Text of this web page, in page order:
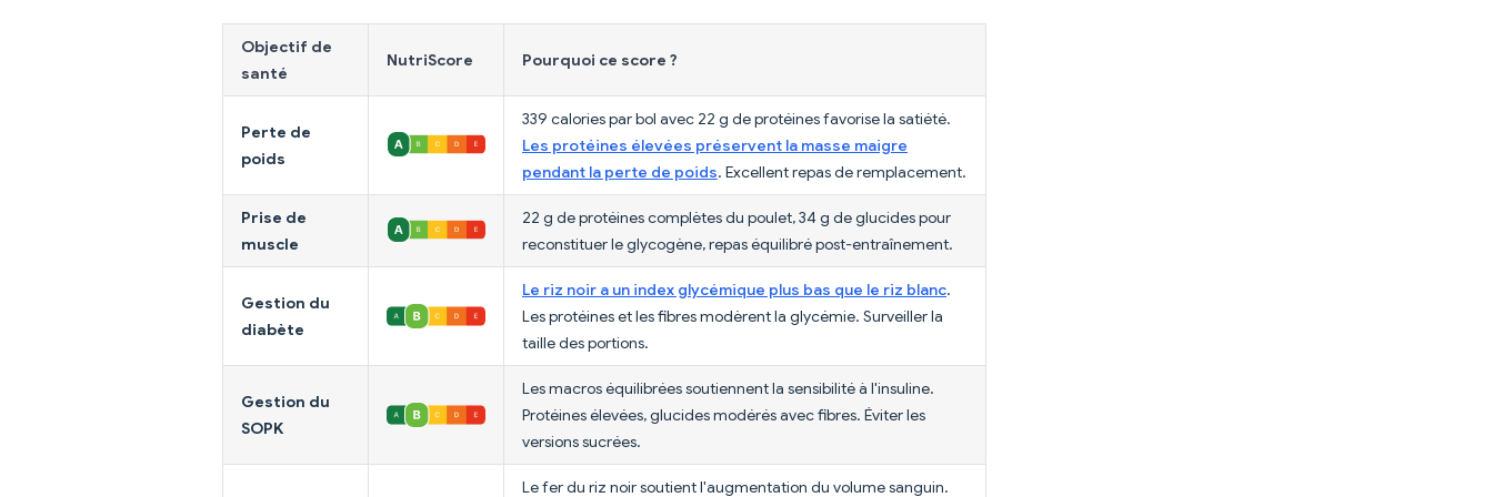
Objectif de
santé
NutriScore Pourquoi ce score ?
Perte de
poids
339 calories par bol avec 22 g de protéines favorise la satiété.
Les protéines élevées préservent la masse maigre
pendant la perte de poids. Excellent repas de remplacement.
Prise de
muscle
22 g de protéines complètes du poulet, 34 g de glucides pour
reconstituer le glycogène, repas équilibré post-entraînement.
Gestion du
diabète
Le riz noir a un index glycémique plus bas que le riz blanc.
Les protéines et les fibres modèrent la glycémie. Surveiller la
taille des portions.
Gestion du
SOPK
Les macros équilibrées soutiennent la sensibilité à l'insuline.
Protéines élevées, glucides modérés avec fibres. Éviter les
versions sucrées.
Le fer du riz noir soutient l'augmentation du volume sanguin.